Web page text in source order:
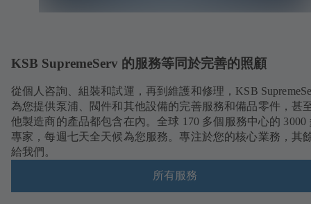
KSB SupremeServ 的服務等同於完善的照顧
從個人咨詢、組裝和試運，再到維護和修理，KSB
為您提供泵浦、閥件和其他設備的完善服務和備品零件，甚
他製造商的產品都包含在內。全球 170 多個服務中心的 3000
專家，每週七天全天候為您服務。專注於您的核心業務，其
給我們。
所有服務